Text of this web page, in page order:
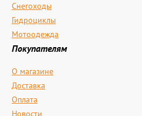
Снегоходы
Гидроциклы
Мотоодежда
Покупателям
О магазине
Доставка
Оплата
Новости